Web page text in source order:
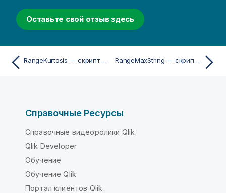
Оставьте свой отзыв здесь
RangeKurtosis — скрипт и функция диаграммы RangeMaxString — скрипт и функция диаграммы
Справочные Ресурсы
Справочные видеоролики Qlik
Qlik Developer
Обучение
Обучение Qlik
Портал клиентов Qlik